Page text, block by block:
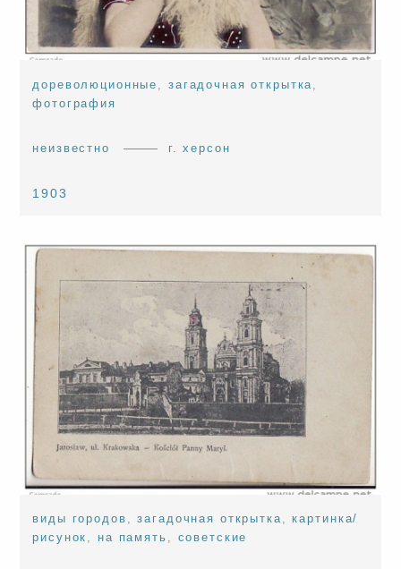
дореволюционные загадочная открытка
фотография
неизвестно г. херсон
1903
виды городов ,загадочная открытка,картинка/
рисунок , на память , советские